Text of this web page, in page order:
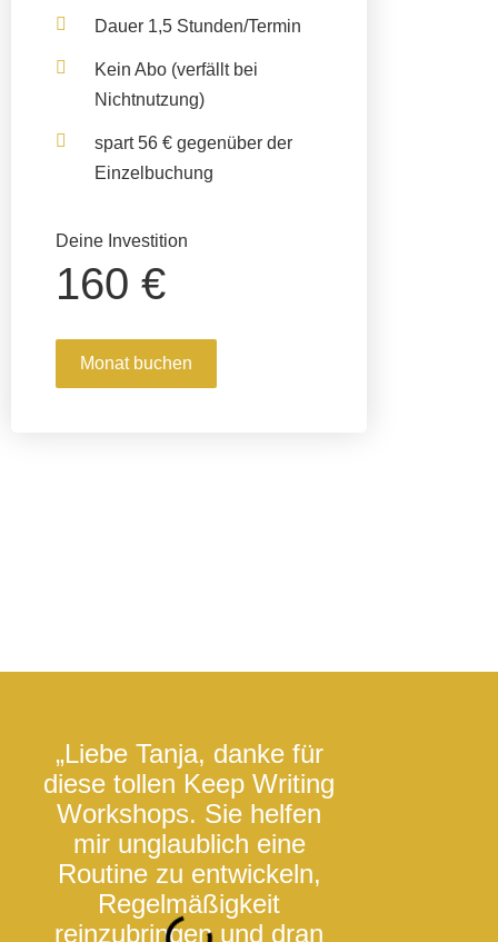
Dauer 1,5 Stunden/Termin
Kein Abo (verfällt bei
Nichtnutzung)
spart 56 € gegenüber der
Einzelbuchung
Deine Investition
160 €
Monat buchen
„Liebe Tanja, danke für
diese tollen Keep Writing
Workshops. Sie helfen
mir unglaublich eine
Routine zu entwickeln,
Regelmäßigkeit
reinzubringen und dran